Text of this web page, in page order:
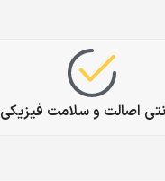
اصالت و سلامت فیزیکی